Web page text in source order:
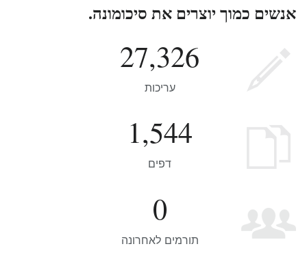
אנשים כמוך יוצרים את סיכומונה.
27,326
עריכות
1,544
דפים
0
תורמים לאחרונה